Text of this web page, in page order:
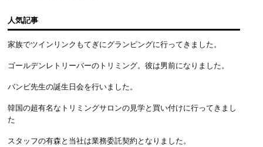
人気記事
家族でツインリンクもてぎにグランピングに行ってきました。
ゴールデンレトリーバーのトリミング。彼は男前になりました。
バンビ先生の誕生日会を行いました。
韓国の超有名なトリミングサロンの見学と買い付けに行ってきまし
た
スタッフの有森と当社は業務委託契約となりました。